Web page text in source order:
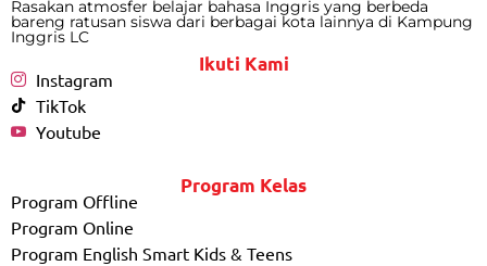
Rasakan atmosfer belajar bahasa Inggris yang berbeda
bareng ratusan siswa dari berbagai kota lainnya di Kampung
Inggris LC
Ikuti Kami
Instagram
TikTok
Youtube
Program Kelas
Program Offline
Program Online
Program English Smart Kids & Teens